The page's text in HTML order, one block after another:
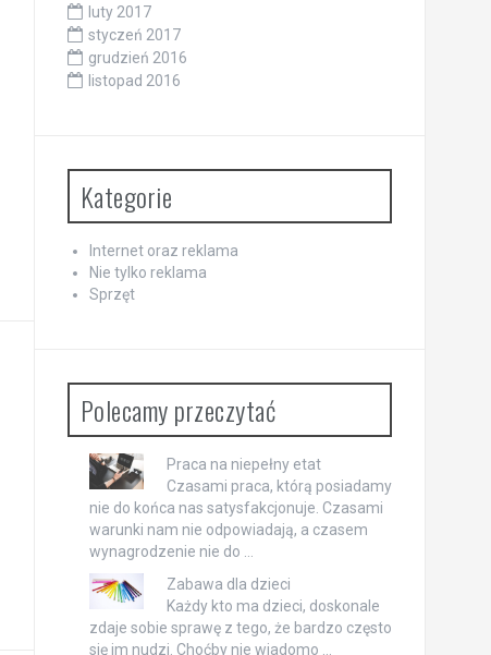
luty 2017
styczeń 2017
grudzień 2016
listopad 2016
Kategorie
Internet oraz reklama
Nie tylko reklama
Sprzęt
Polecamy przeczytać
Praca na niepełny etat
Czasami praca, którą posiadamy
nie do końca nas satysfakcjonuje. Czasami
warunki nam nie odpowiadają, a czasem
wynagrodzenie nie do …
Zabawa dla dzieci
Każdy kto ma dzieci, doskonale
zdaje sobie sprawę z tego, że bardzo często
się im nudzi. Choćby nie wiadomo …